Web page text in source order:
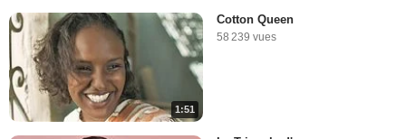
1:51
Cotton Queen
58 239 vues